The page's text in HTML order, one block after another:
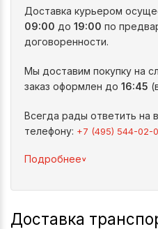
Доставка курьером
09:00 до 19:00 по
договоренности.
Мы доставим покупку на
заказ оформлен до 16:45
Всегда рады ответить на
телефону: +7 (495) 544-02-
Подробнее^
Доставка